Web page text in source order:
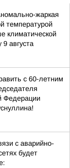
жаркая
температурой
климатической
августа
с 60-летним
Федерации
с аварийно-
будет